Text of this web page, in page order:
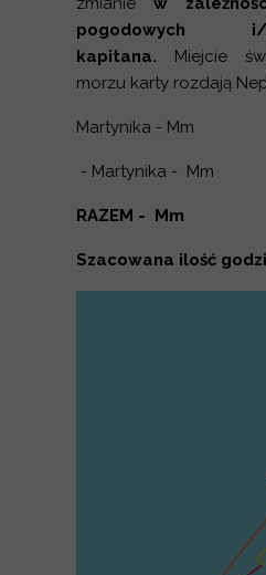
pogodowych
kapitana. Miejcie
morzu karty rozdają
Martynika - Mm
- Martynika - Mm
RAZEM - Mm
Szacowana ilość